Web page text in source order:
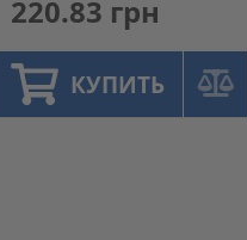
220.83 грн
КУПИТЬ